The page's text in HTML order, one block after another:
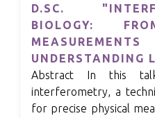
D.SC.
BIOLOGY:
UNDERSTANDING
Abstract In this
interferometry, a
for precise physical